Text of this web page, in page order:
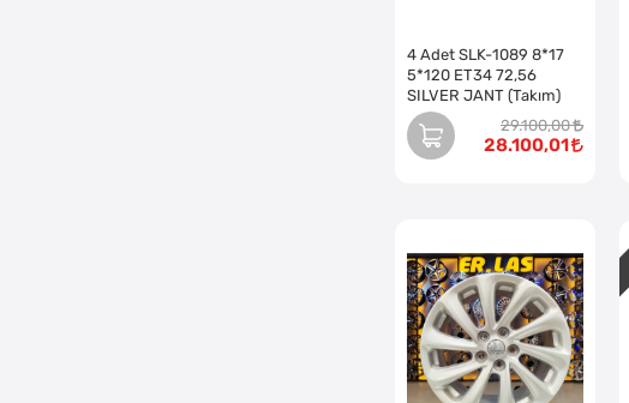
4 Adet SLK-1089 8*17
5*120 ET34 72,56
SILVER JANT (Takım)
29.100,00
28.100,01